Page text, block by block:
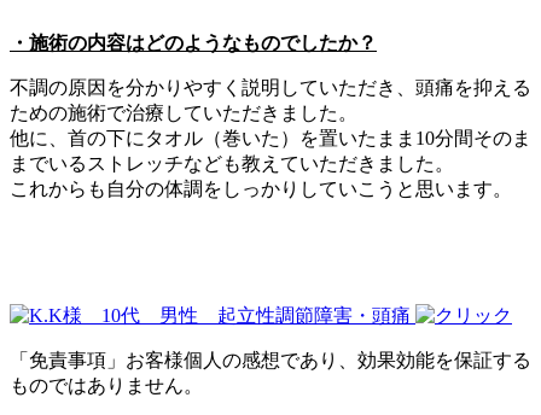
・施術の内容はどのようなものでしたか？
不調の原因を分かりやすく説明していただき、頭痛を抑える
ための施術で治療していただきました。
他に、首の下にタオル（巻いた）を置いたまま10分間そのま
までいるストレッチなども教えていただきました。
これからも自分の体調をしっかりしていこうと思います。
「免責事項」お客様個人の感想であり、効果効能を保証する
ものではありません。